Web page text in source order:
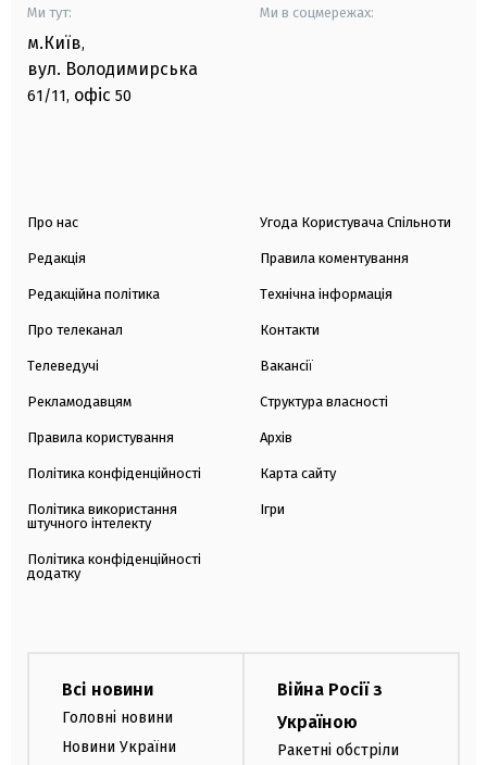
Ми тут:
м.Київ,
вул. Володимирська
61/11, офіс 50
Ми в соцмережах:
Про нас
Редакція
Редакційна політика
Про телеканал
Телеведучі
Рекламодавцям
Правила користування
Політика конфіденційності
Політика використання
штучного інтелекту
Політика конфіденційності
додатку
Угода Користувача Спільноти
Правила коментування
Технічна інформація
Контакти
Вакансії
Структура власності
Архів
Карта сайту
Ігри
Всі новини
Головні новини
Новини України
Війна Росії з
Україною
Ракетні обстріли